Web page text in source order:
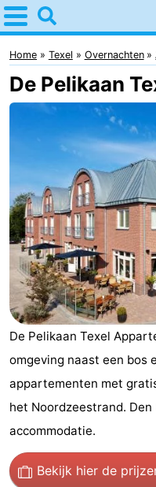
Home
Texel
Tips
-
Den
Burg
-
Den
Hoorn
De
Cocksdorp
-
De
Koog
-
Oudeschild
De
-
Mooiste
Home Texel Overnachten
De Pelikaan
De Pelikaan Texel
omgeving naast een bos
appartementen met
het Noordzeestrand.
accommodatie.
Bekijk hier de